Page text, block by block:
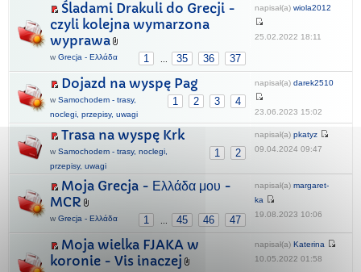
Śladami Drakuli do Grecji -
czyli kolejna wymarzona
wyprawa
1 35 36 37
w Grecja - Ελλάδα
napisał(a) wiola2012
25.02.2022 18:11
Dojazd na wyspę Pag
1 2 3 4
w Samochodem - trasy,
noclegi, przepisy, uwagi
napisał(a) darek2510
23.06.2023 15:02
Trasa na wyspę Krk
1 2
w Samochodem - trasy, noclegi,
przepisy, uwagi
napisał(a) pkatyz
09.04.2024 09:47
Moja Grecja - Ελλάδα μου -
MCR
1 45 46 47
w Grecja - Ελλάδα
napisał(a) margaret-
ka
19.08.2023 10:06
Moja wielka FJAKA w
koronie - Vis inaczej
napisał(a) Katerina
10.05.2022 01:58